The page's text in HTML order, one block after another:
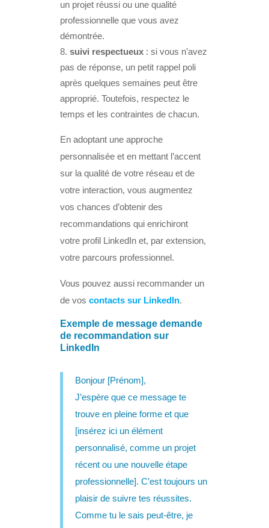
un projet réussi ou une qualité
professionnelle que vous avez
démontrée.
suivi respectueux : si vous n’avez
pas de réponse, un petit rappel poli
après quelques semaines peut être
approprié. Toutefois, respectez le
temps et les contraintes de chacun.
En adoptant une approche
personnalisée et en mettant l’accent
sur la qualité de votre réseau et de
votre interaction, vous augmentez
vos chances d’obtenir des
recommandations qui enrichiront
votre profil LinkedIn et, par extension,
votre parcours professionnel.
Vous pouvez aussi recommander un
de voscontacts sur LinkedIn.
Exemple de message demande
de recommandation sur
LinkedIn
Bonjour [Prénom],
J’espère que ce message te
trouve en pleine forme et que
[insérez ici un élément
personnalisé, comme un projet
récent ou une nouvelle étape
professionnelle]. C’est toujours un
plaisir de suivre tes réussites.
Comme tu le sais peut-être, je